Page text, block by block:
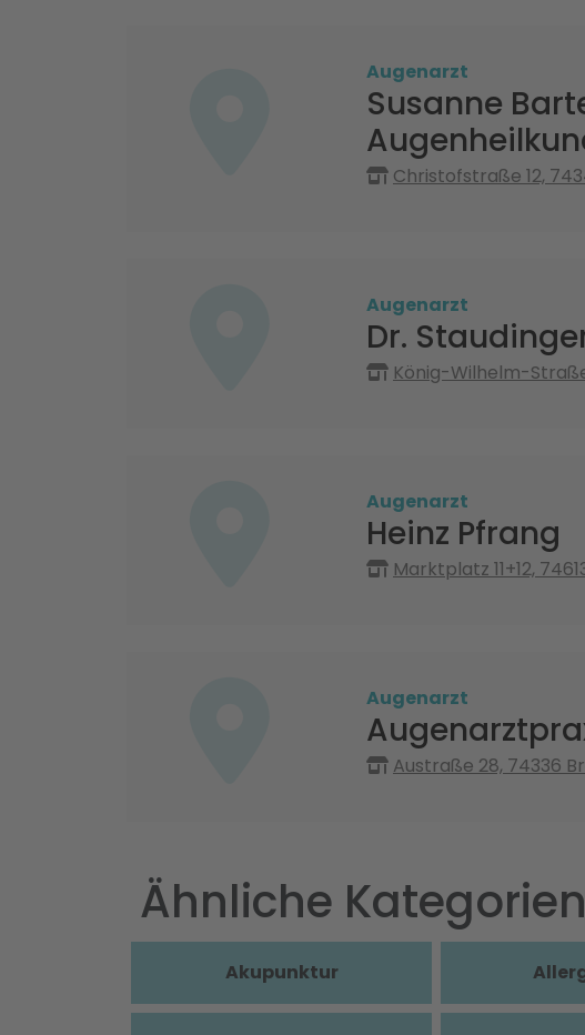
Augenarzt
Susanne
Christofstraße 12,
Augenarzt
Dr.
König-Wilhelm-
Augenarzt
Heinz Pfrang
Marktplatz 11+12,
Augenarzt
Austraße 28, 74336
Ähnliche
Akupunktur